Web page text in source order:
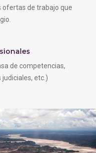
ofertas de trabajo que
de competencias,
etc.)